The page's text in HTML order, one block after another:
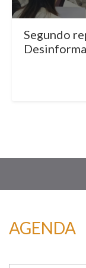
Segundo
AGENDA